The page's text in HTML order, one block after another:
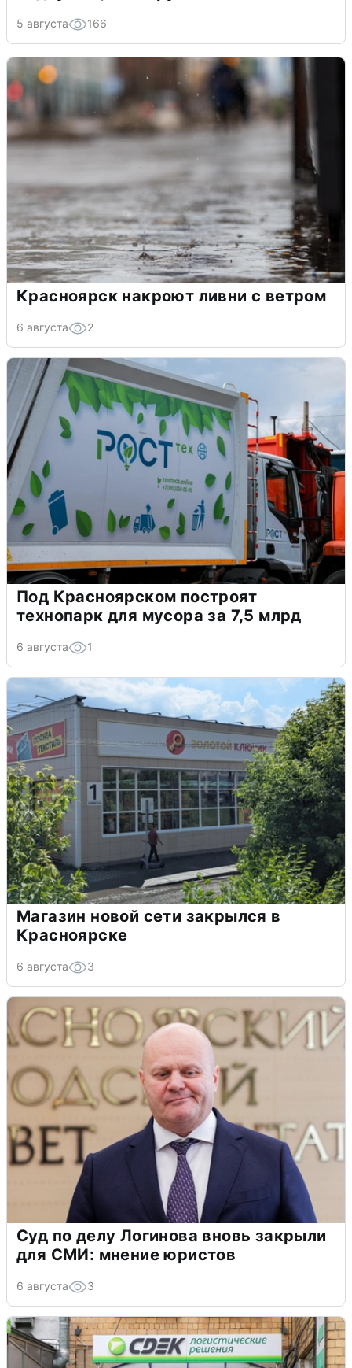
5 августа 166
Красноярск накроют ливни с ветром
6 августа 2
Под Красноярском построят
технопарк для мусора за 7,5 млрд
6 августа 1
Магазин новой сети закрылся в
Красноярске
6 августа 3
Суд по делу Логинова вновь закрыли
для СМИ: мнение юристов
6 августа 3